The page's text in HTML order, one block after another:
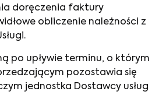
doręczenia faktury
obliczenie należności z
po upływie terminu, o którym
pozostawia się
jednostka Dostawcy usług